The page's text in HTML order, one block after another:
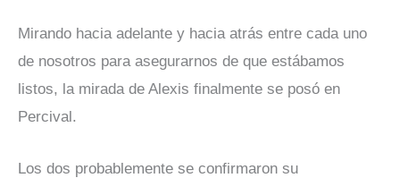
Mirando hacia adelante y hacia atrás entre cada uno
de nosotros para asegurarnos de que estábamos
listos, la mirada de Alexis finalmente se posó en
Percival.
Los dos probablemente se confirmaron su